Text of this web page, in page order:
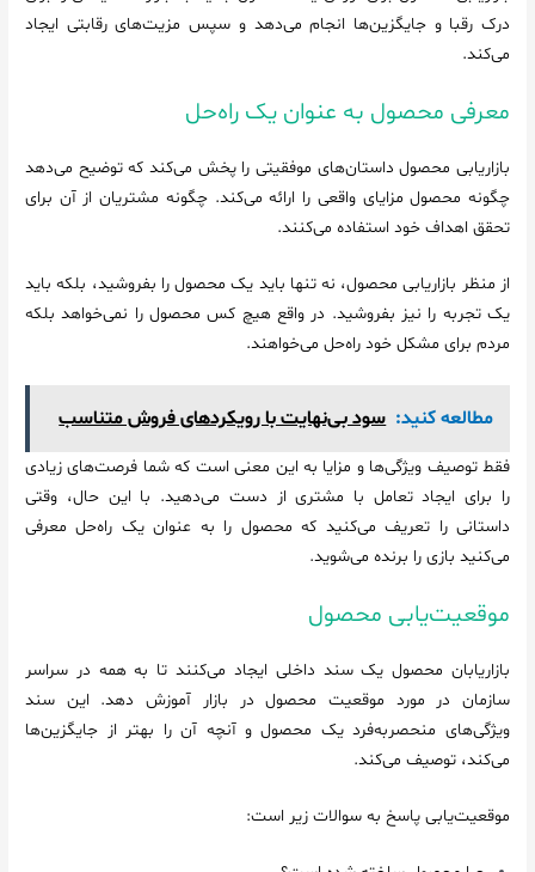
درک رقبا و جایگزین‌ها انجام می‌دهد و سپس مزیت‌های رقابتی ایجاد
می‌کند.
معرفی محصول به عنوان یک راه‌حل
بازاریابی محصول داستان‌های موفقیتی را پخش می‌کند که توضیح می‌دهد
چگونه محصول مزایای واقعی را ارائه می‌کند. چگونه مشتریان از آن برای
تحقق اهداف خود استفاده می‌کنند.
از منظر بازاریابی محصول، نه تنها باید یک محصول را بفروشید، بلکه باید
یک تجربه را نیز بفروشید. در واقع هیچ کس محصول را نمی‌خواهد بلکه
مردم برای مشکل خود راه‌حل می‌خواهند.
مطالعه کنید: سود بی‌نهایت با رویکردهای فروش متناسب
فقط توصیف ویژگی‌ها و مزایا به این معنی است که شما فرصت‌های زیادی
را برای ایجاد تعامل با مشتری از دست می‌دهید. با این حال، وقتی
داستانی را تعریف می‌کنید که محصول را به عنوان یک راه‌حل معرفی
می‌کنید بازی را برنده می‌شوید.
موقعیت‌یابی محصول
بازاریابان محصول یک سند داخلی ایجاد می‌کنند تا به همه در سراسر
سازمان در مورد موقعیت محصول در بازار آموزش دهد. این سند
ویژگی‌های منحصربه‌فرد یک محصول و آنچه آن را بهتر از جایگزین‌ها
می‌کند، توصیف می‌کند.
موقعیت‌یابی پاسخ به سوالات زیر است: